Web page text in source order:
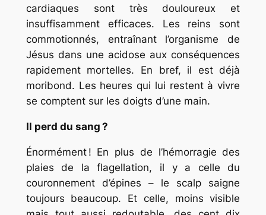
cardiaques sont très douloureux et
insuffisamment efficaces. Les reins sont
commotionnés, entraînant l’organisme de
Jésus dans une acidose aux conséquences
rapidement mortelles. En bref, il est déjà
moribond. Les heures qui lui restent à vivre
se comptent sur les doigts d’une main.
Il perd du sang ?
Énormément ! En plus de l’hémorragie des
plaies de la flagellation, il y a celle du
couronnement d’épines – le scalp saigne
toujours beaucoup. Et celle, moins visible